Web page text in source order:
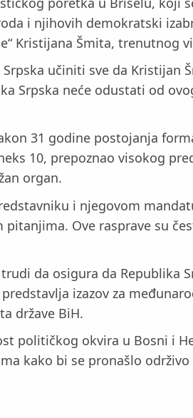
i njihovih demokratski
Kristijana Šmita, trenutnog
učiniti sve da
Srpska neće odustati od
31 godine postojanja
10, prepoznao visokog
organ.
i njegovom
Ove rasprave su
da osigura da Republika
izazov za
države BiH.
političkog okvira u Bosni i
kako bi se pronašlo